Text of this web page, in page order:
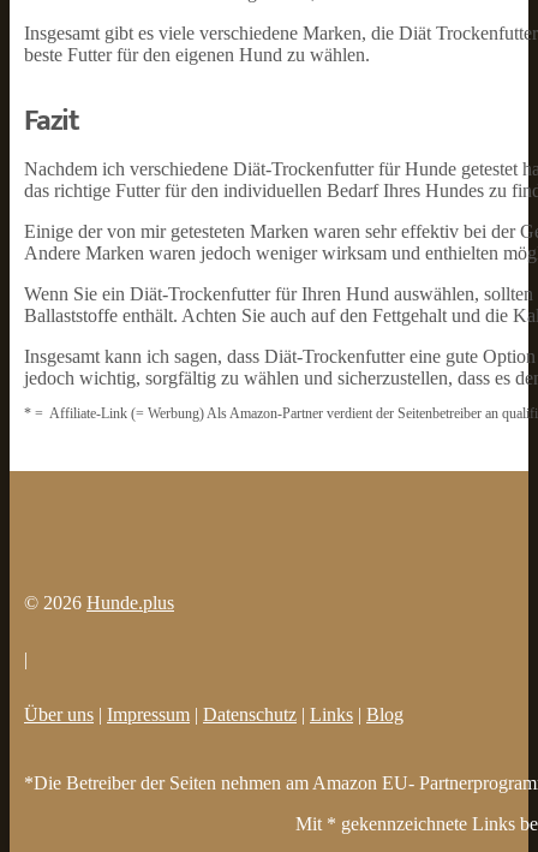
Insgesamt gibt es viele verschiedene Marken, die Diät
beste Futter für den eigenen Hund zu wählen.
Fazit
Nachdem ich verschiedene Diät-Trockenfutter für Hunde getestet
das richtige Futter für den individuellen Bedarf Ihres Hundes zu
Einige der von mir getesteten Marken waren sehr effektiv bei der
Andere Marken waren jedoch weniger wirksam und enthielten
Wenn Sie ein Diät-Trockenfutter für Ihren Hund auswählen,
Ballaststoffe enthält. Achten Sie auch auf den Fettgehalt und die
Insgesamt kann ich sagen, dass Diät-Trockenfutter eine gute
jedoch wichtig, sorgfältig zu wählen und sicherzustellen, dass es
* = Affiliate-Link (= Werbung) Als Amazon-Partner verdient der Seitenbetreiber an
© 2026 Hunde.plus
|
Über uns | Impressum | Datenschutz | Links | Blog
*Die Betreiber der Seiten nehmen am Amazon EU-
Mit * gekennzeichnete Links